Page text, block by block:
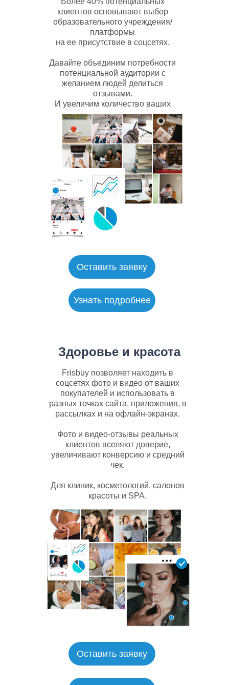
клиентов основывают выбор
образовательного учреждения/
платформы
на ее присутствие в соцсетях.
Давайте объединим потребности
потенциальной аудитории с
желанием людей делиться
отзывами.
И увеличим количество ваших
учеников)
Оставить заявку
Узнать подробнее
Оставить заявку
Здоровье и красота
Frisbuy позволяет находить в
соцсетях фото и видео от ваших
покупателей и использовать в
разных точках сайта, приложения, в
рассылках и на офлайн-экранах.
Фото и видео-отзывы реальных
клиентов вселяют доверие,
увеличивают конверсию и средний
чек.
Для клиник, косметологий, салонов
красоты и SPA.
Спорт и спортивные